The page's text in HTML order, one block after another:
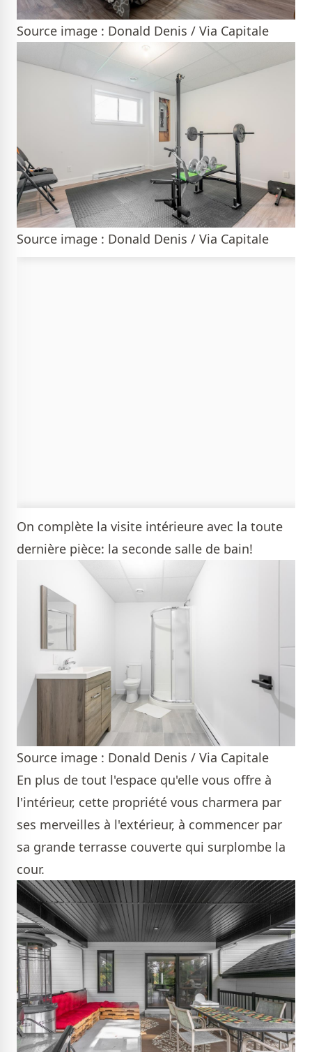
Source image : Donald Denis / Via Capitale
Source image : Donald Denis / Via Capitale
On complète la visite intérieure avec la toute
dernière pièce: la seconde salle de bain!
Source image : Donald Denis / Via Capitale
En plus de tout l'espace qu'elle vous offre à
l'intérieur, cette propriété vous charmera par
ses merveilles à l'extérieur, à commencer par
sa grande terrasse couverte qui surplombe la
cour.